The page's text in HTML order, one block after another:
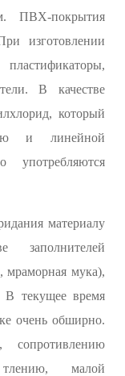
ПВХ-покрытия
изготовлении
В качестве
который
и линейной
употребляются
материалу
заполнителей
мраморная мука),
В текущее время
очень обширно.
сопротивлению
тлению, малой